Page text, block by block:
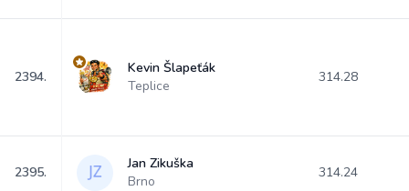
2394.
Kevin Šlapeťák
Teplice
314.28
2395.
Jan Zikuška
Brno
314.24